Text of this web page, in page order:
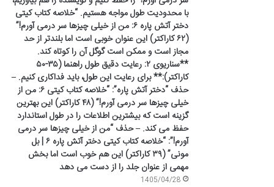
با محدودیت طول مواجه هستیم. “خلاصه کتاب کیتی
دختر آتش پاره ۶: من از خیلی چیزها سر درمی آورم!”
(۶۲ کاراکتر) این عنوان خوبی است اما بلندتر از حد
مجاز است و ممکن است گوگل آن را کوتاه کند.
**سناریوی ۲: رعایت دقیق طول راهنما (۳۵-۵۰
کاراکتر):** برای رعایت این طول، باید فداکاری کنیم. –
حذف “دختر آتش پاره”: “خلاصه کتاب کیتی ۶: من از
خیلی چیزها سر درمی آورم!” (۴۸ کاراکتر) این بهترین
گزینه است که بیشترین اطلاعات را در طول استاندارد
حفظ می کند. – حذف “من از خیلی چیزها سر درمی
آورم!”: “خلاصه کتاب کیتی دختر آتش پاره ۶ | بل
مونی” (۳۹ کاراکتر) این هم خوب است اما بخش
مهمی از عنوان جلد را از دست می دهد
1405/04/28